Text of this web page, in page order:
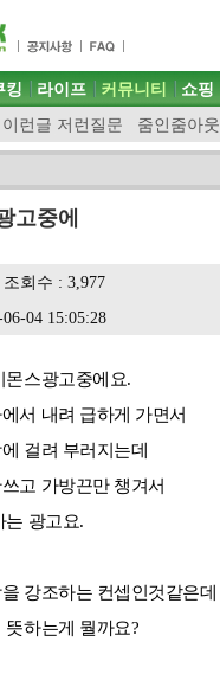
킹 라이프 커뮤니티
이런글 저런질문 줌인줌아웃
쇼핑
고중에
조회수 : 3,977
04 15:05:28
몬스광고중에요.
서 내려 급하게 가면서
걸려 부러지는데
고 가방끈만 챙겨서
광고요.
강조하는 컨셉인것같은데
뜻하는게 뭘까요?